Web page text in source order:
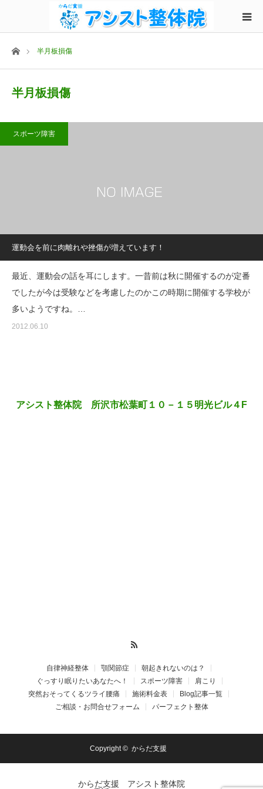
ホーム半月板損傷
半月板損傷
スポーツ障害
運動会を前に肉離れや挫傷が増えています！
最近、運動会の話を耳にします。一昔前は秋に開催するのが定番
でしたが今は受験などを考慮したのかこの時期に開催する学校が
多いようですね。…
2012.06.10
アシスト整体院 所沢市松葉町１０－１５明光ビル４F
自律神経整体 顎関節症
朝起きれないのは？
ぐっすり眠りたいあなたへ！
スポーツ障害
肩こり
突然おそってくるツライ腰痛
施術料金表
Blog記事一覧
ご相談・お問合せフォーム
パーフェクト整体
Copyright © からだ支援
からだ支援 アシスト整体院